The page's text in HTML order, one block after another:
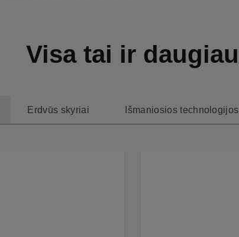
Visa tai ir daugiau
Erdvūs skyriai Išmaniosios technologijos